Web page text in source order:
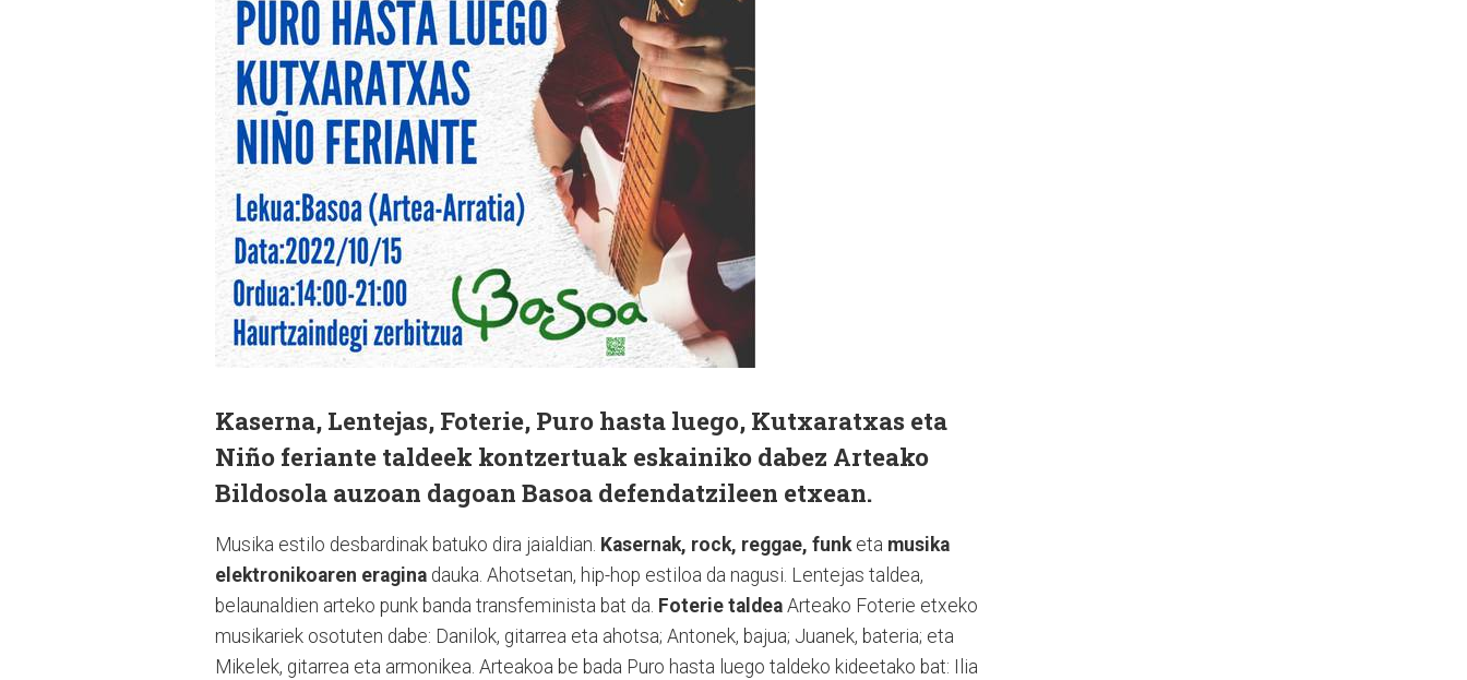
Kaserna, Lentejas, Foterie, Puro hasta luego, Kutxaratxas eta
Niño feriante taldeek kontzertuak eskainiko dabez Arteako
Bildosola auzoan dagoan Basoa defendatzileen etxean.
Musika estilo desbardinak batuko dira jaialdian. Kasernak, rock, reggae, funketa musika
elektronikoaren eragina dauka. Ahotsetan, hip-hop estiloa da nagusi. Lentejas taldea,
belaunaldien arteko punk banda transfeminista bat da. Foterie taldea Arteako Foterie etxeko
musikariek osotuten dabe: Danilok, gitarrea eta ahotsa; Antonek, bajua; Juanek, bateria; eta
Mikelek, gitarrea eta armonikea. Arteakoa be bada Puro hasta luego taldeko kideetako bat: Ilia